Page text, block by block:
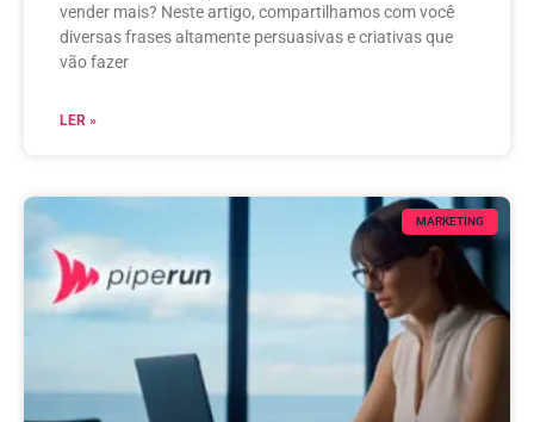
vender mais? Neste artigo, compartilhamos com você
diversas frases altamente persuasivas e criativas que
vão fazer
LER »
MARKETING